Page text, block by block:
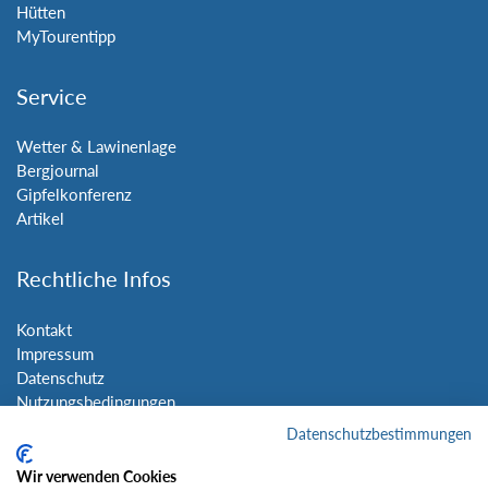
Hütten
MyTourentipp
Service
Wetter & Lawinenlage
Bergjournal
Gipfelkonferenz
Artikel
Rechtliche Infos
Kontakt
Impressum
Datenschutz
Nutzungsbedingungen
Datenschutzbestimmungen
Wir verwenden Cookies